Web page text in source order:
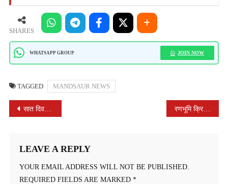
SHARES
WHATSAPP GROUP JOIN NOW
TAGGED MANDSAUR NEWS
POST
सात दिवसीय भागवत कथा का हवन, पूर्णाहुति एवं पोथी विसर्जन के साथ हुआ समापन रणभूमि क्रिकेट क्लब अमलावद क्रिकेट टूर्नामेंट का समापन
LEAVE A REPLY
YOUR EMAIL ADDRESS WILL NOT BE PUBLISHED.
REQUIRED FIELDS ARE MARKED *